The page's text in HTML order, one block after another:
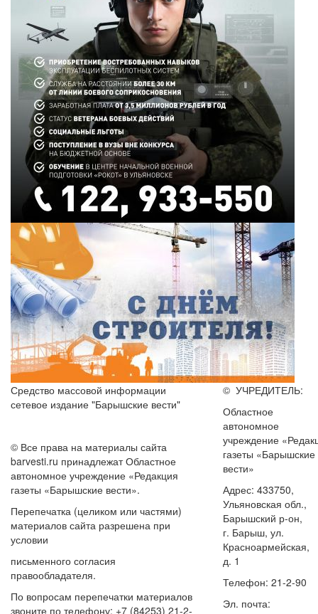
Средство массовой информации
сетевое издание "Барышские вести"
© Все права на материалы сайта
barvesti.ru принадлежат Областное
автономное учреждение «Редакция
газеты «Барышские вести».
Перепечатка (целиком или частями)
материалов сайта разрешена при
условии
письменного согласия
правообладателя.
По вопросам перепечатки материалов
звоните по телефону: +7 (84253) 21-2-
© УЧРЕДИТЕЛЬ:
Областное
автономное
учреждение
газеты «Барышские
вести»
Адрес: 433750,
Ульяновская обл.,
Барышский р-он,
г. Барыш, ул.
Красноармейская,
д. 1
Телефон: 21-2-90
Эл. почта: